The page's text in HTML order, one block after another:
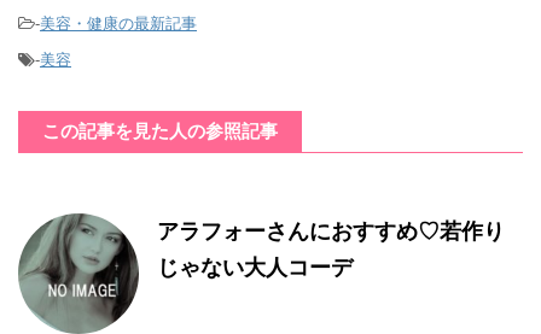
-美容・健康の最新記事
-美容
この記事を見た人の参照記事
アラフォーさんにおすすめ♡若作り
じゃない大人コーデ